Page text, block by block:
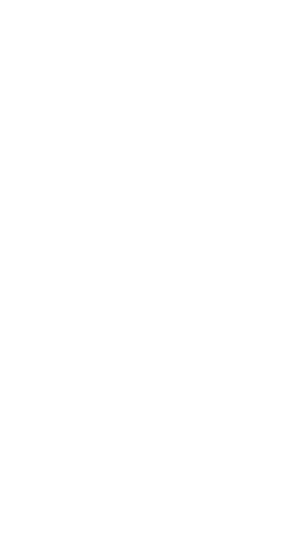
zł.
Opcje można wybrać na stronie